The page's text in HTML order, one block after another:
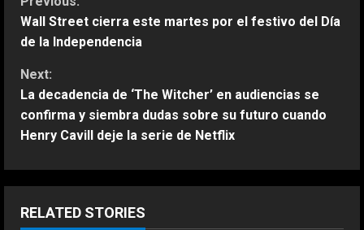
C
o
n
t
i
n
u
Wall Street cierra este martes por el festivo del Día
de la Independencia
Next:
La decadencia de ‘The Witcher’ en audiencias se
confirma y siembra dudas sobre su futuro cuando
Henry Cavill deje la serie de Netflix
RELATED STORIES